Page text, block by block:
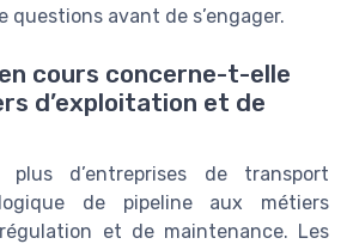
questions avant de s’engager.
cours concerne-t-elle
d’exploitation et de
d’entreprises de transport
de pipeline aux métiers
et de maintenance. Les